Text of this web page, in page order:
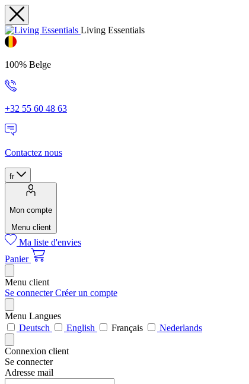
Living Essentials
100% Belge
+32 55 60 48 63
Contactez nous
fr
Mon compte
Menu client
Ma liste d'envies
Panier
Menu client
Se connecterCréer un compte
Menu Langues
Deutsch
English Français Nederlands
Connexion client
Se connecter
Adresse mail